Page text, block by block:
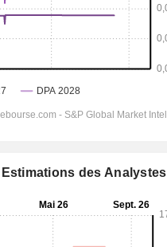
des Analystes